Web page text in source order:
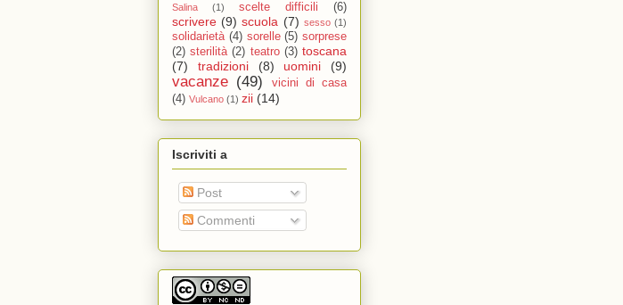
Salina (1) scelte difficili (6)
scrivere (9) scuola (7) sesso (1)
solidarietà (4) sorelle (5) sorprese
(2) sterilità (2) teatro (3) toscana
(7)
tradizioni (8) uomini (9)
vacanze (49)
vicini di casa
(4) Vulcano (1) zii (14)
Iscriviti a
Post
Commenti